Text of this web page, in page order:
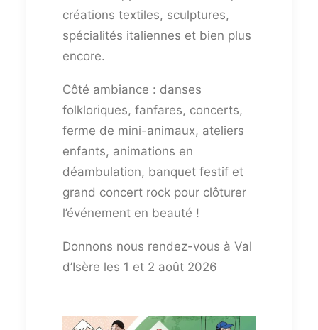
créations textiles, sculptures,
spécialités italiennes et bien plus
encore.
Côté ambiance : danses
folkloriques, fanfares, concerts,
ferme de mini-animaux, ateliers
enfants, animations en
déambulation, banquet festif et
grand concert rock pour clôturer
l’événement en beauté !
Donnons nous rendez-vous à Val
d’Isère les 1 et 2 août 2026